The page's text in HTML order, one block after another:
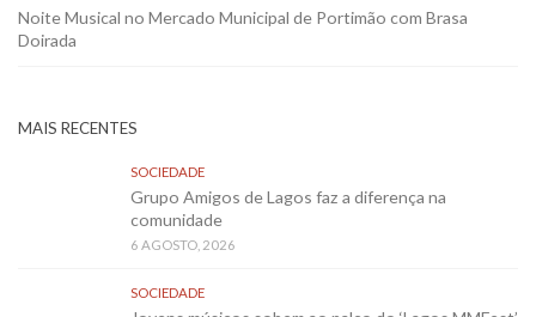
Noite Musical no Mercado Municipal de Portimão com Brasa
Doirada
MAIS RECENTES
SOCIEDADE
Grupo Amigos de Lagos faz a diferença na
comunidade
6 AGOSTO, 2026
SOCIEDADE